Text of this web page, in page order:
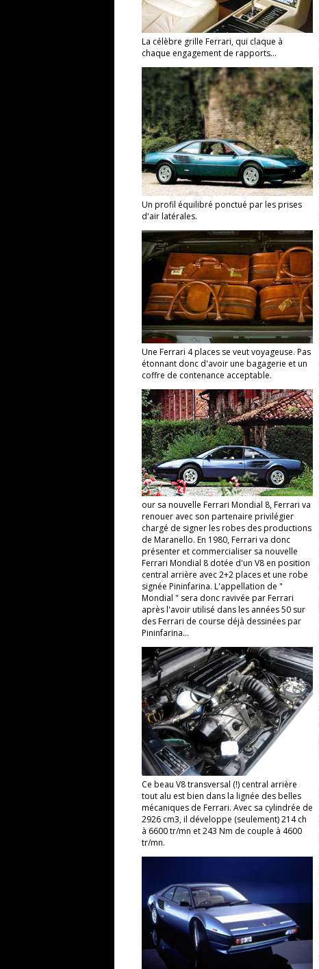
La célèbre grille Ferrari, qui claque à
chaque engagement de rapports...
Un profil équilibré ponctué par les prises
d'air latérales.
Une Ferrari 4 places se veut voyageuse. Pas
étonnant donc d'avoir une bagagerie et un
coffre de contenance acceptable.
our sa nouvelle Ferrari Mondial 8, Ferrari va
renouer avec son partenaire privilégier
chargé de signer les robes des productions
de Maranello. En 1980, Ferrari va donc
présenter et commercialiser sa nouvelle
Ferrari Mondial 8 dotée d'un V8 en position
central arrière avec 2+2 places et une robe
signée Pininfarina. L'appellation de "
Mondial " sera donc ravivée par Ferrari
après l'avoir utilisé dans les années 50 sur
des Ferrari de course déjà dessinées par
Pininfarina…
Ce beau V8 transversal (!) central arrière
tout alu est bien dans la lignée des belles
mécaniques de Ferrari. Avec sa cylindrée de
2926 cm3, il développe (seulement) 214 ch
à 6600 tr/mn et 243 Nm de couple à 4600
tr/mn.